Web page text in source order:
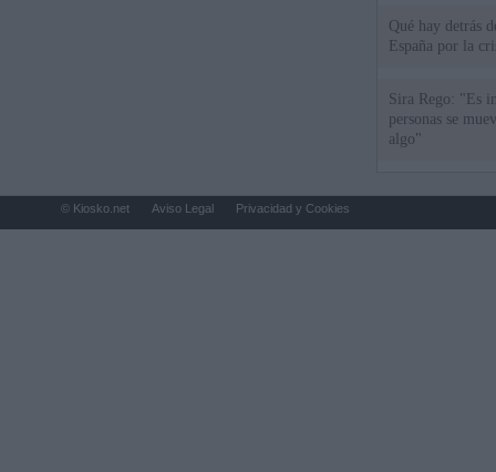
Qué hay detrás
España por la
Sira Rego: "Es
personas se
algo"
© Kiosko.net Aviso Legal Privacidad y Cookies